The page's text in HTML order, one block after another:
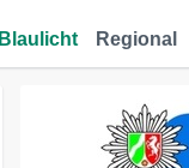
Blaulicht Regional